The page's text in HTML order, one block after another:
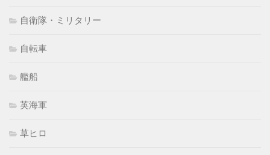
自衛隊・ミリタリー
自転車
艦船
英海軍
草ヒロ